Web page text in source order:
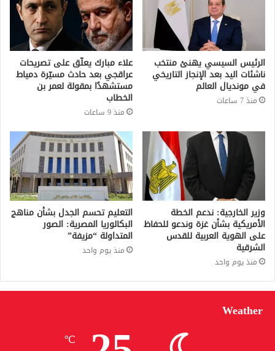
الرئيس السيسي يهنئ منتخب
ناشئات اليد بعد الإنجاز التاريخي
في مونديال العالم
منذ 7 ساعات
علاء مبارك يعلّق على تصريحات
عراقجي بعد حادث مسيّرة دمياط
مستشهدًا بمقولة لعمر بن
الخطاب
منذ 9 ساعات
وزير الخارجية: ندعم الخطة
الأمريكية بشأن غزة وندعو للحفاظ
على الهوية العربية للقدس
الشرقية
منذ يوم واحد
التعليم تحسم الجدل بشأن مناهج
البكالوريا المصرية: الصور
المتداولة “مزيفة”
منذ يوم واحد
Weather
℃